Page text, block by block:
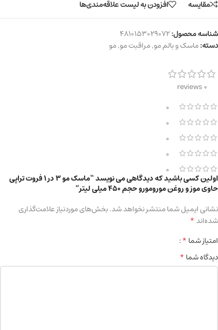
مقایسه افزودن به لیست علاقه‌مندی‌ها
شناسه محصول:4810153029072
دسته:ماسک و بالم مو,مراقبت مو,مو
0 reviews
0
0
0
0
0
اولین کسی باشید که دیدگاهی می نویسد “ماسک مو 3 در 1 فروت تراپی
حاوی موز و روغن مورومورو حجم 450 میلی لیتر”
نشانی ایمیل شما منتشر نخواهد شد.بخش‌های موردنیاز علامت‌گذاری
شده‌اند*
امتیاز شما*
دیدگاه شما*